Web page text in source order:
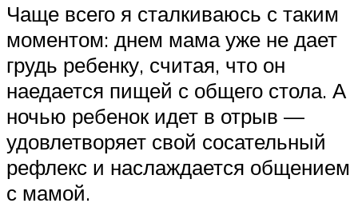
Чаще всего я сталкиваюсь с таким
моментом: днем мама уже не дает
грудь ребенку, считая, что он
наедается пищей с общего стола. А
ночью ребенок идет в отрыв —
удовлетворяет свой сосательный
рефлекс и наслаждается общением
с мамой.